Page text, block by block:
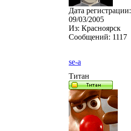
Дата регистрации:
09/03/2005
Из: Красноярск
Сообщений: 1117
se-a
Титан